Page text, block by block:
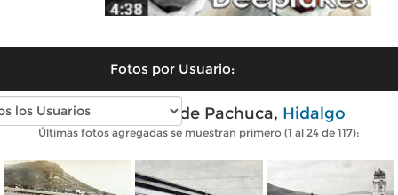
Fotos por Usuario:
Fotos antiguas de Pachuca, Hidalgo
Últimas fotos agregadas se muestran primero (1 al 24 de 117):